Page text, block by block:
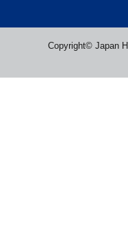
Copyright© Japan